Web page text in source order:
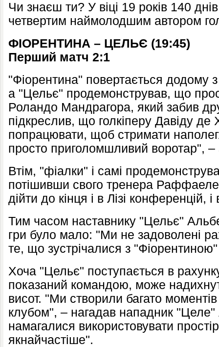
Чи знаєш ти? У віці 19 років 140
четвертим наймолодшим автором
ФІОРЕНТИНА – ЦЕЛЬЄ (19:45)
Перший матч 2:1
"Фіорентина" повертається додому
а "Цельє" продемонстрував, що
Роландо Мандрагора, який забив
підкреслив, що голкіперу Давіду
попрацювати, щоб стримати
просто приголомшливий воротар", –
Втім, "фіалки" і самі
потішивши свого тренера
дійти до кінця і в Лізі конференцій, і
Тим часом наставнику "Цельє"
гри було мало: "Ми не задоволені
те, що зустрічалися з
Хоча "Цельє" поступається в
показаний командою, може
висот. "Ми створили багато
клубом", – нагадав нападник
намагалися використовувати
якнайчастіше".